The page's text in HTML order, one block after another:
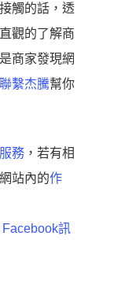
觸的話，透
觀的了解商
商家發現網
聯繫杰騰幫你
服務 ，若有相
站內的作
Facebook訊